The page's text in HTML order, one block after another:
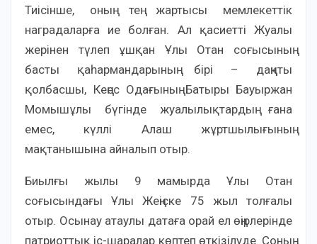
Тиісінше, оның тең жартысы мемлекеттік
наградаларға ие болған. Ал қасиетті Жуалы
жерінен түлеп ұшқан Ұлы Отан соғысының
басты қаһармандарының бірі – даңқты
қолбасшы, Кеңес Одағының Батыры Бауыржан
Момышұлы бүгінде жуалылықтардың ғана
емес, күллі Алаш жұртшылығының
мақтанышына айналып отыр.
Биылғы жылы 9 мамырда Ұлы Отан
соғысындағы Ұлы Жеңіске 75 жыл толғалы
отыр. Осынау атаулы датаға орай ел өңірлерінде
патриоттық іс-шаралар көптеп өткізілуде. Соның